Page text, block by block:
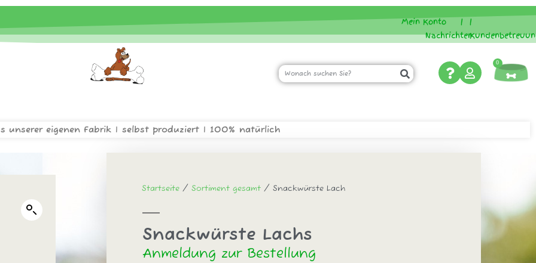
Mein Konto
|
Nachrichten
|
0
unserer eigenen Fabrik | selbst produziert | 100% natürlich
Startseite / Sortiment gesamt / Snackwürste Lach
Snackwürste Lachs
Anmeldung zur Bestellung